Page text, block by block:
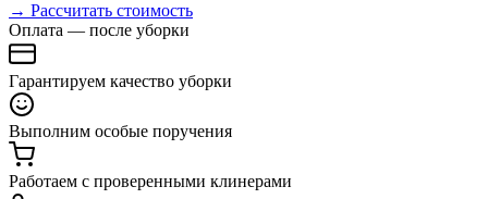
→ Рассчитать стоимость
Оплата — после уборки
Гарантируем качество уборки
Выполним особые поручения
Работаем с проверенными клинерами